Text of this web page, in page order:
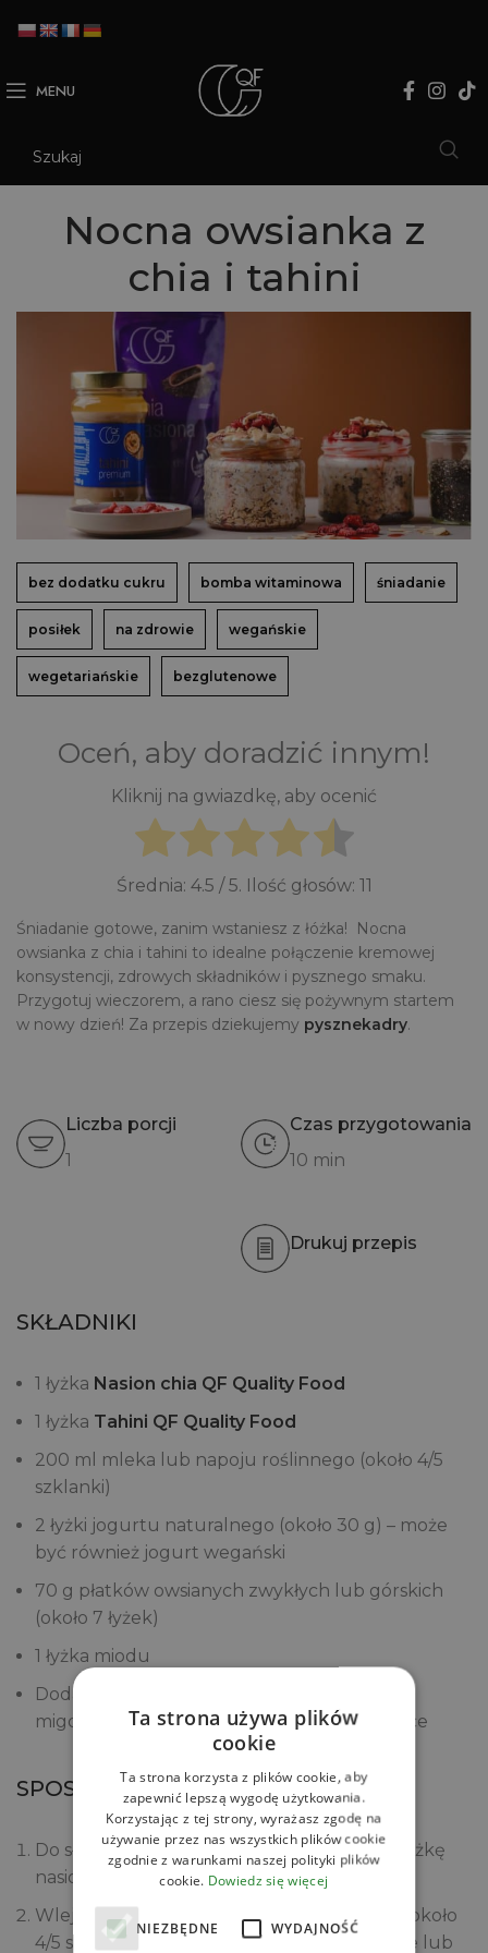
MENU
Nocna owsianka z
chia i tahini
bez dodatku cukru bomba witaminowa śniadanie
posiłek na zdrowie wegańskie
wegetariańskie bezglutenowe
Oceń, aby doradzić innym!
Kliknij na gwiazdkę, aby ocenić
Średnia: 4.5 / 5. Ilość głosów: 11
Śniadanie gotowe, zanim wstaniesz z łóżka! Nocna
owsianka z chia i tahini to idealne połączenie kremowej
konsystencji, zdrowych składników i pysznego smaku.
Przygotuj wieczorem, a rano ciesz się pożywnym startem
w nowy dzień! Za przepis dziekujemy pysznekadry.
Liczba porcji
1
Czas przygotowania
10 min
Drukuj przepis
SKŁADNIKI
1 łyżka Nasion chia QF Quality Food
1 łyżka Tahini QF Quality Food
200 ml mleka lub napoju roślinnego (około 4/5
szklanki)
2 łyżki jogurtu naturalnego (około 30 g) – może
być również jogurt wegański
70 g płatków owsianych zwykłych lub górskich
(około 7 łyżek)
1 łyżka miodu
Dodatki: maliny świeże lub mrożone, płatki
migdałów, orzechy nerkowca lub inne owoce
SPOSÓB PRZYGOTOWANIA
Do słoika (o pojemności ok. 450 ml) wsyp 1 łyżkę
nasion chia oraz 70 g płatków owsianych
Wlej 200 ml mleka lub napoju roślinnego (około
4/5 szklanki). Mleko może być zimne, gorące lub
Ta strona używa plików
cookie
Ta strona korzysta z plików cookie, aby
zapewnić lepszą wygodę użytkowania.
Korzystając z tej strony, wyrażasz zgodę na
używanie przez nas wszystkich plików cookie
zgodnie z warunkami naszej polityki plików
cookie. Dowiedz się więcej
NIEZBĘDNE WYDAJNOŚĆ